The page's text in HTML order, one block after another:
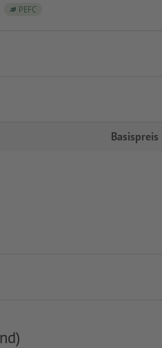
PEFC